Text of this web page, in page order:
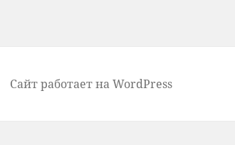
Сайт работает на WordPress